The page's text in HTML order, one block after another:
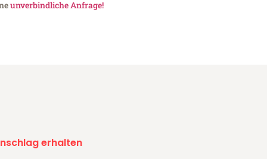
unverbindliche Anfrage!
erhalten